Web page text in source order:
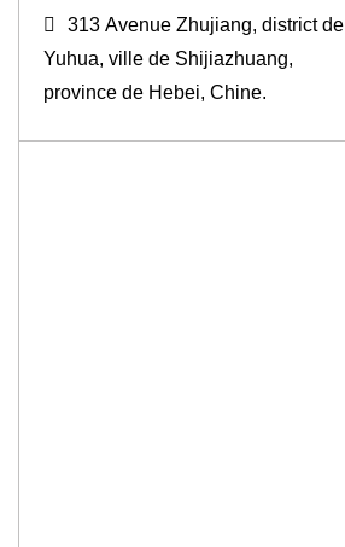
313 Avenue Zhujiang, district de
Yuhua, ville de Shijiazhuang,
province de Hebei, Chine.